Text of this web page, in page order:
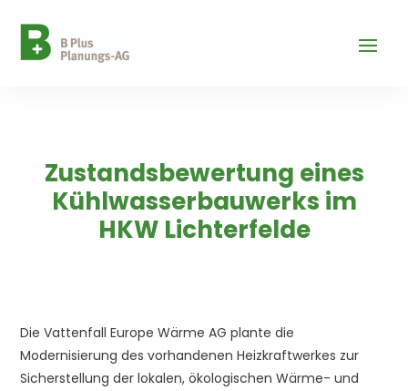
Zustandsbewertung eines
Kühlwasserbauwerks im
HKW Lichterfelde
Die Vattenfall Europe Wärme AG plante die
Modernisierung des vorhandenen Heizkraftwerkes zur
Sicherstellung der lokalen, ökologischen Wärme- und